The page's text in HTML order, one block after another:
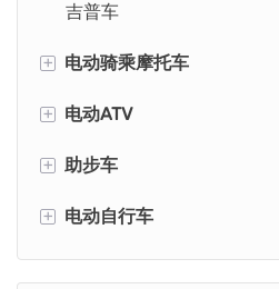
吉普车
+ 电动骑乘摩托车
警用摩托车
可爱的摩托车
太空摩托车
复古摩托车
+ 电动ATV
迷你四人房
骑乘四轮车带拖斗
四人组
+ 助步车
消防车
动物车
+ 电动自行车
儿童越野车